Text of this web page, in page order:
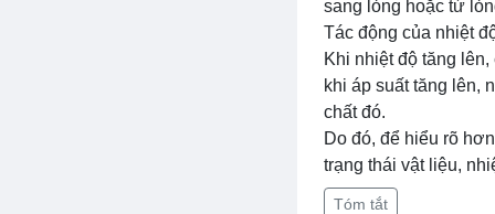
sang lỏng hoặc từ
Tác động của nhiệt
Khi nhiệt độ tăng
khi áp suất tăng lên,
chất đó.
Do đó, để hiểu rõ
trạng thái vật liệu,
Tóm tắt